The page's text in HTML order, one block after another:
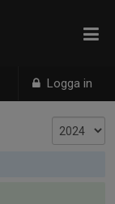
Logga in